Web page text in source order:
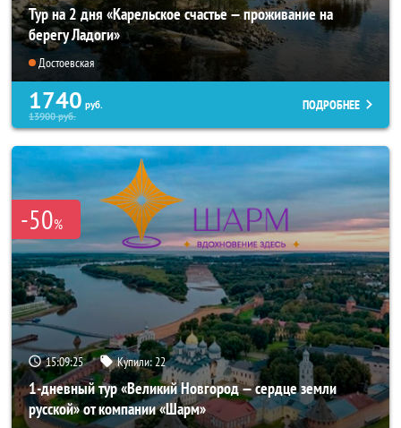
Тур на 2 дня «Карельское счастье — проживание на
берегу Ладоги»
Достоевская
1740 руб.
13900руб.
ПОДРОБНЕЕ
-50%
15:09:22 Купили: 22
1-дневный тур «Великий Новгород — сердце земли
русской» от компании «Шарм»